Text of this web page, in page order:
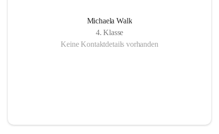
Michaela Walk
4. Klasse
Keine Kontaktdetails vorhanden